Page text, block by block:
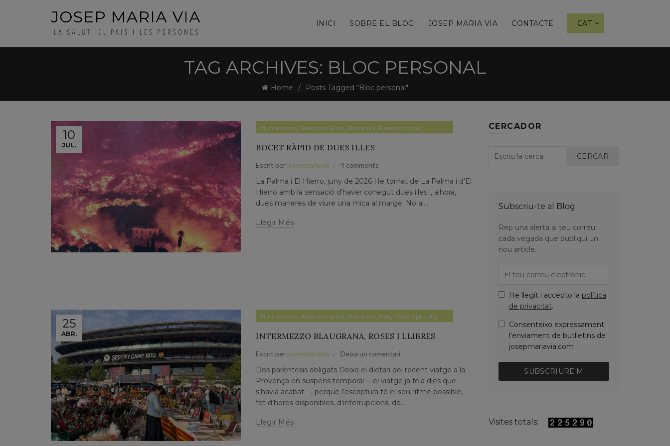
INICI SOBRE EL BLOG JOSEP MARIA VIA CONTACTE CAT
TAG ARCHIVES: BLOC PERSONAL
Home Posts Tagged "Bloc personal"
10
JUL.
Humanisme,Josep Maria Via, Narrativa, Papers prvats, Pensament
BOCET RÀPID DE DUES ILLES
Escrit per josepmariavia 4 comments
La Palma i El Hierro, juny de 2026 He tornat de La Palma i d’El
Hierro amb la sensació d’haver conegut dues illes i, alhora,
dues maneres de viure una mica al marge. No al...
Llegir Més
25
ABR.
Humanisme,Josep Maria Via, Narrativa, País, Papers privats, Pensament
INTERMEZZO BLAUGRANA, ROSES I LLIBRES
Escrit per josepmariavia Deixa un comentari
Dos parèntesis obligats Deixo el dietari del recent viatge a la
Provença en suspens temporal —el viatge ja feia dies que
s’havia acabat—, perquè l’escriptura té el seu ritme possible,
fet d’hores disponibles, d’interrupcions, de...
Llegir Més
CERCADOR
CERCAR
Subscriu-te al Blog
Rep una alerta al teu correu
cada vegada que publiqui un
nou article.
He llegit i accepto la política
de privacitat.
Consenteixo expressament
l'enviament de butlletins de
josepmariavia.com
SUBSCRIURE'M
Visites totals: